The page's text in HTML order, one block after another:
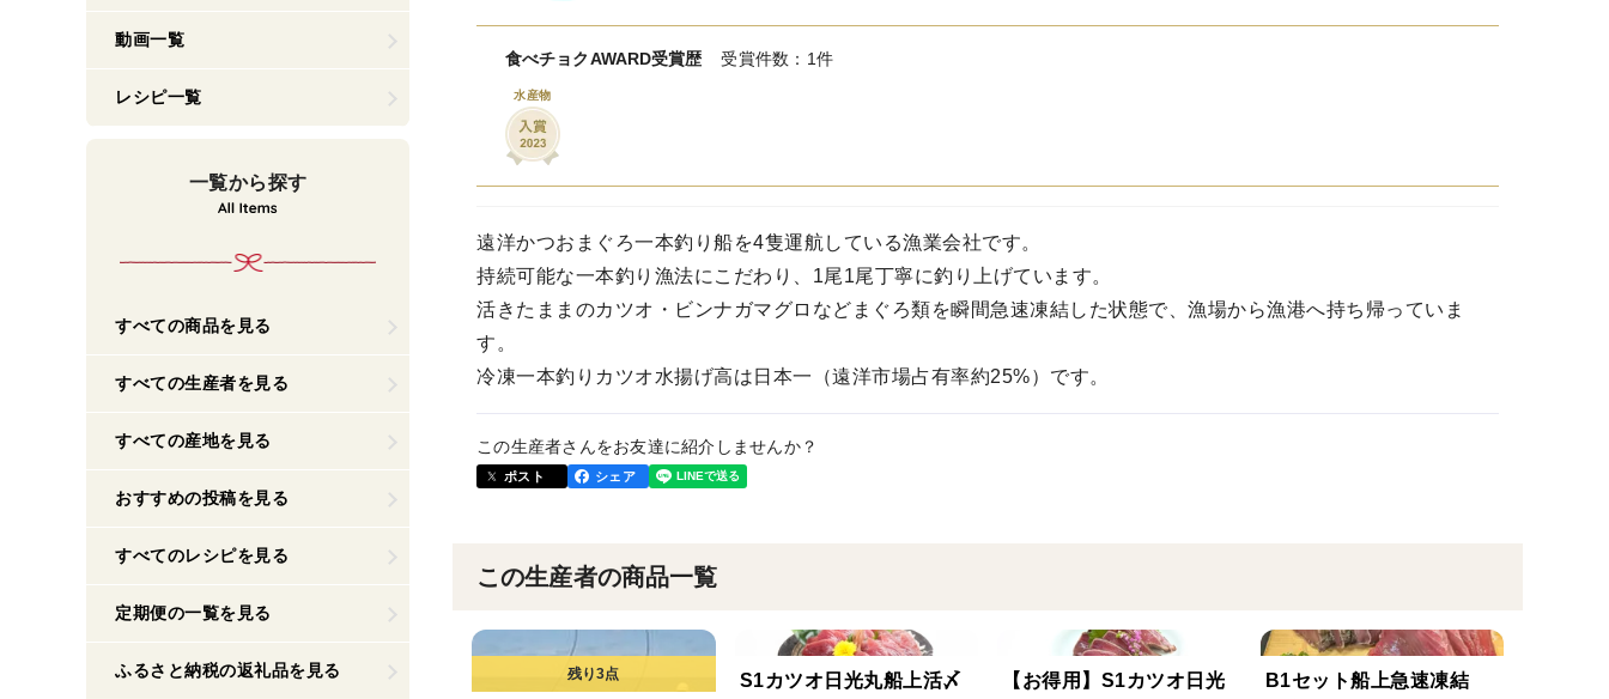
食べチョクAWARD受賞歴 受賞件数：1件
水産物
遠洋かつおまぐろ一本釣り船を4隻運航している漁業会社です。
持続可能な一本釣り漁法にこだわり、1尾1尾丁寧に釣り上げています。
活きたままのカツオ・ビンナガマグロなどまぐろ類を瞬間急速凍結した状態で、漁場から漁港へ持ち帰っていま
す。
冷凍一本釣りカツオ水揚げ高は日本一（遠洋市場占有率約25%）です。
この生産者さんをお友達に紹介しませんか？
ポスト シェア
この生産者の商品一覧
S1カツオ日光丸船上活〆
【お得用】S1カツオ日光
B1セット船上急速凍結
動画一覧
レシピ一覧
一覧から探す
すべての商品を見る
すべての生産者を見る
すべての産地を見る
おすすめの投稿を見る
すべてのレシピを見る
定期便の一覧を見る
ふるさと納税の返礼品を見る